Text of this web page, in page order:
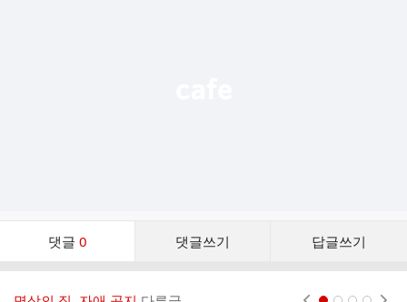
댓글 0 댓글쓰기 답글쓰기
댓